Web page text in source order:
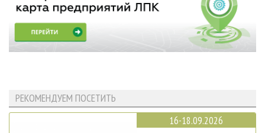
РЕКОМЕНДУЕМ ПОСЕТИТЬ
16-18.09.2026